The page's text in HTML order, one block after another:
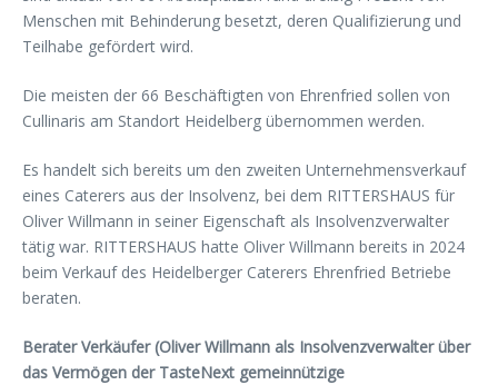
Menschen mit Behinderung besetzt, deren Qualifizierung und
Teilhabe gefördert wird.
Die meisten der 66 Beschäftigten von Ehrenfried sollen von
Cullinaris am Standort Heidelberg übernommen werden.
Es handelt sich bereits um den zweiten Unternehmensverkauf
eines Caterers aus der Insolvenz, bei dem RITTERSHAUS für
Oliver Willmann in seiner Eigenschaft als Insolvenzverwalter
tätig war. RITTERSHAUS hatte Oliver Willmann bereits in 2024
beim Verkauf des Heidelberger Caterers Ehrenfried Betriebe
beraten.
Berater Verkäufer (Oliver Willmann als Insolvenzverwalter über
das Vermögen der TasteNext gemeinnützige